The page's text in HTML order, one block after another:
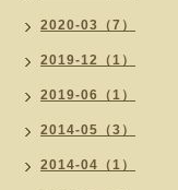
2020-03（7）
2019-12（1）
2019-06（1）
2014-05（3）
2014-04（1）